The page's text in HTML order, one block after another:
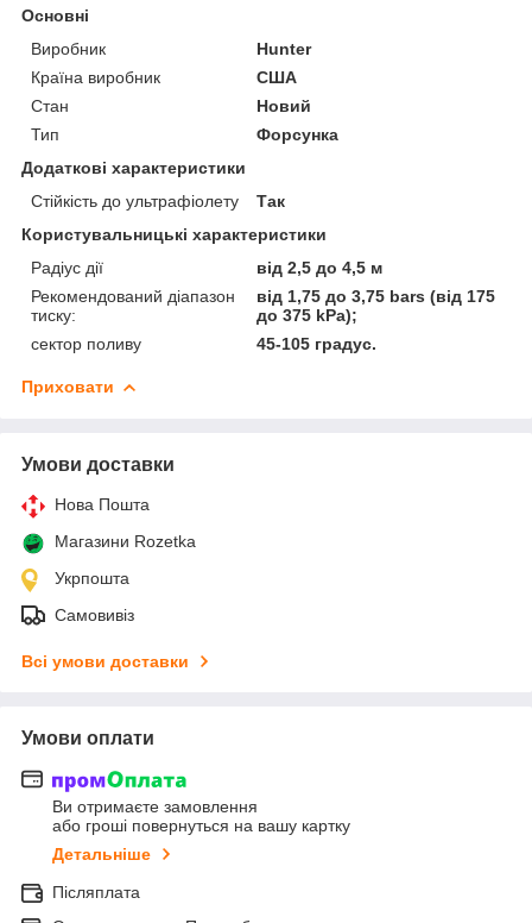
Основні
Виробник
Hunter
Країна виробник
США
Стан
Новий
Тип
Форсунка
Додаткові характеристики
Стійкість до ультрафіолету
Так
Користувальницькі характеристики
Радіус дії
від 2,5 до 4,5 м
Рекомендований діапазон
тиску:
від 1,75 до 3,75 bars (від 175
до 375 kPa);
сектор поливу
45-105 градус.
Приховати
Умови доставки
Нова Пошта
Магазини Rozetka
Укрпошта
Самовивіз
Всі умови доставки
Умови оплати
Ви отримаєте замовлення
або гроші повернуться на вашу картку
Детальніше
Післяплата